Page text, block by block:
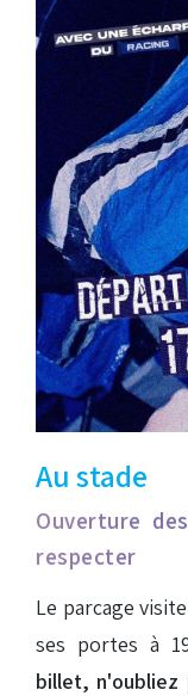
Au stade
Ouverture
respecter
Le parcage
ses portes à
billet, n'oubliez